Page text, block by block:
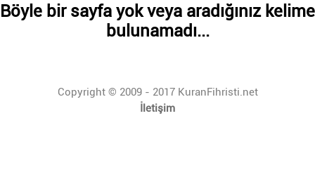
Böyle bir sayfa yok veya aradığınız kelime
bulunamadı...
Copyright © 2009 - 2017 KuranFihristi.net
İletişim